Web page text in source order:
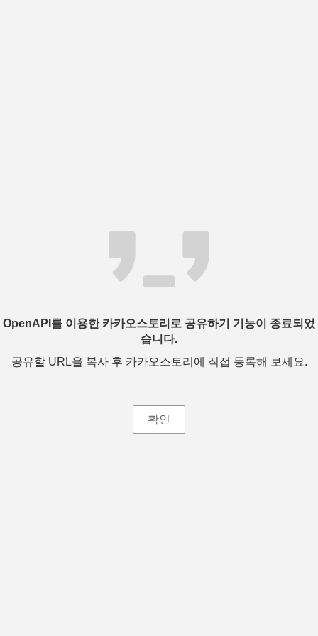
OpenAPI를 이용한 카카오스토리로 공유하기 기능이 종료되었
습니다.
공유할 URL을 복사 후 카카오스토리에 직접 등록해 보세요.
확인